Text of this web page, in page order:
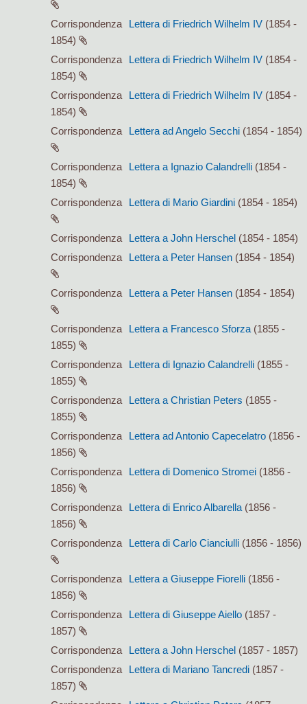
Corrispondenza Lettera di Friedrich Wilhelm IV (1854 -
1854)
Corrispondenza
Lettera di Friedrich Wilhelm IV (1854 -
1854)
Corrispondenza
Lettera di Friedrich Wilhelm IV (1854 -
1854)
Corrispondenza
Lettera ad Angelo Secchi (1854 - 1854)
Corrispondenza Lettera a Ignazio Calandrelli (1854 -
1854)
Corrispondenza
Lettera di Mario Giardini (1854 - 1854)
Corrispondenza Lettera a John Herschel (1854 - 1854)
Corrispondenza
Lettera a Peter Hansen (1854 - 1854)
Corrispondenza Lettera a Peter Hansen (1854 - 1854)
Corrispondenza Lettera a Francesco Sforza (1855 -
1855)
Corrispondenza
Lettera di Ignazio Calandrelli (1855 -
1855)
Corrispondenza
Lettera a Christian Peters (1855 -
1855)
Corrispondenza
Lettera ad Antonio Capecelatro (1856 -
1856)
Corrispondenza
Lettera di Domenico Stromei (1856 -
1856)
Corrispondenza
Lettera di Enrico Albarella (1856 -
1856)
Corrispondenza
Lettera di Carlo Cianciulli (1856 - 1856)
Corrispondenza Lettera a Giuseppe Fiorelli (1856 -
1856)
Corrispondenza
Lettera di Giuseppe Aiello (1857 -
1857)
Corrispondenza
Lettera a John Herschel (1857 - 1857)
Corrispondenza
Lettera di Mariano Tancredi (1857 -
1857)